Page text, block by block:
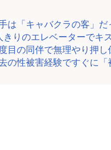
は「キャバクラの客」だ
きりのエレベーターでキ
目の同伴で無理やり押し
の性被害経験ですぐに